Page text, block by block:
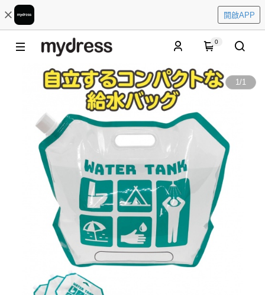
開啟APP
0
1/1